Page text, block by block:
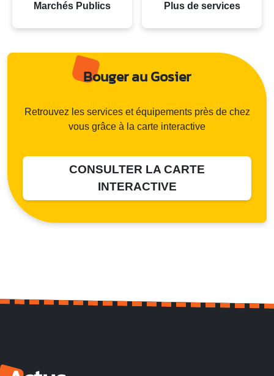
Marchés Publics Plus de services
Bouger au Gosier
Retrouvez les services et équipements près de chez
vous grâce à la carte interactive
CONSULTER LA CARTE
INTERACTIVE